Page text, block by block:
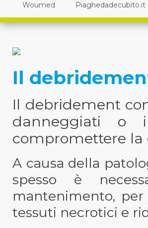
Woumed Piaghedadecubito.it
Il
Il debridement
danneggiati o
compromettere la
A causa della
spesso è
mantenimento,
tessuti necrotici e